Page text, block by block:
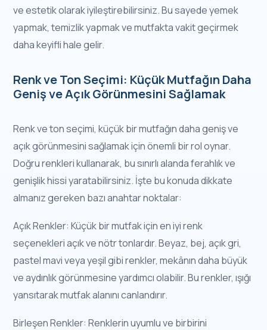
ve estetik olarak iyileştirebilirsiniz. Bu sayede yemek
yapmak, temizlik yapmak ve mutfakta vakit geçirmek
daha keyifli hale gelir.
Renk ve Ton Seçimi: Küçük Mutfağın Daha
Geniş ve Açık Görünmesini Sağlamak
Renk ve ton seçimi, küçük bir mutfağın daha geniş ve
açık görünmesini sağlamak için önemli bir rol oynar.
Doğru renkleri kullanarak, bu sınırlı alanda ferahlık ve
genişlik hissi yaratabilirsiniz. İşte bu konuda dikkate
almanız gereken bazı anahtar noktalar:
Açık Renkler: Küçük bir mutfak için en iyi renk
seçenekleri açık ve nötr tonlardır. Beyaz, bej, açık gri,
pastel mavi veya yeşil gibi renkler, mekânın daha büyük
ve aydınlık görünmesine yardımcı olabilir. Bu renkler, ışığı
yansıtarak mutfak alanını canlandırır.
Birleşen Renkler: Renklerin uyumlu ve birbirini